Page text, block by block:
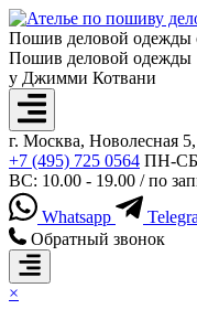
Пошив деловой одежды
Пошив деловой одежды
у Джимми Котвани
г. Москва, Новолесная
+7 (495) 725 0564 ПН-
ВС: 10.00 - 19.00 / по
Whatsapp
Обратный звонок
×